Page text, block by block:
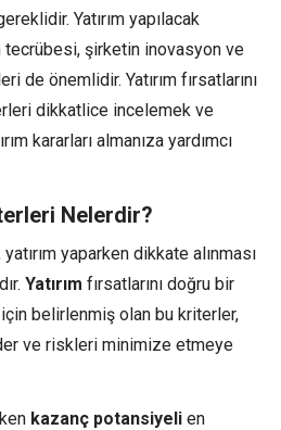
Yatırım yapılacak
şirketin inovasyon ve
de önemlidir. Yatırım fırsatlarını
dikkatlice incelemek ve
kararları almanıza yardımcı
Nelerdir?
yaparken dikkate alınması
Yatırım fırsatlarını doğru bir
belirlenmiş olan bu kriterler,
ve riskleri minimize etmeye
kazanç potansiyeli en